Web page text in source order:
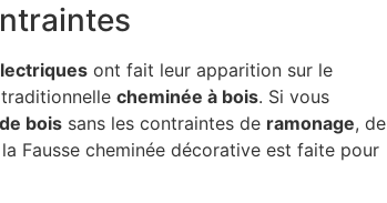
ont fait leur apparition sur le
cheminée à bois. Si vous
bois sans les contraintes de ramonage, de
Fausse cheminée décorative est faite pour